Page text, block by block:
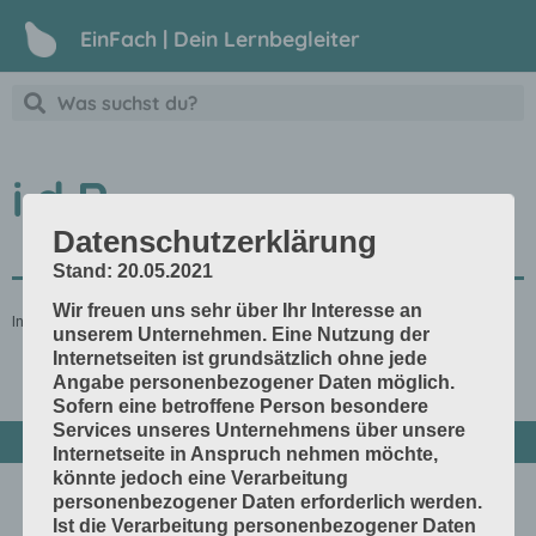
EinFach | Dein Lernbegleiter
i.d.R.
In der Regel
Datenschutzerklärung
Stand: 20.05.2021
Wir freuen uns sehr über Ihr Interesse an
unserem Unternehmen. Eine Nutzung der
Internetseiten ist grundsätzlich ohne jede
Angabe personenbezogener Daten möglich.
Sofern eine betroffene Person besondere
Services unseres Unternehmens über unsere
Internetseite in Anspruch nehmen möchte,
könnte jedoch eine Verarbeitung
personenbezogener Daten erforderlich werden.
Ist die Verarbeitung personenbezogener Daten